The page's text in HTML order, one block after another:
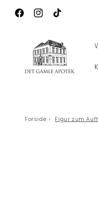
Direkt zum
InhaltFacebookInstagram
TikTok
Wilkommen zu
Forside › Figur zum